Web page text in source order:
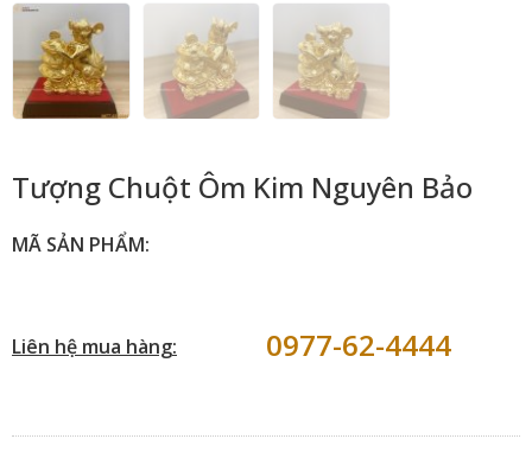
Tượng Chuột Ôm Kim Nguyên Bảo
MÃ SẢN PHẨM:
Liên hệ mua hàng: 0977-62-4444